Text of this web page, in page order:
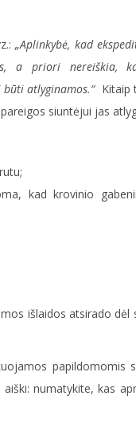
„Aplinkybė, kad
a priori nereiškia,
atlyginamos.“ Kitaip
siuntėjui jas
kad krovinio
išlaidos atsirado dėl
papildomomis
numatykite, kas